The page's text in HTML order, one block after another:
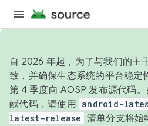
自 2026 年起，为了与我们的主
致，并确保生态系统的平台稳定
第 4 季度向 AOSP 发布源代码
献代码，请使用 android-
latest-release 清单分支将始